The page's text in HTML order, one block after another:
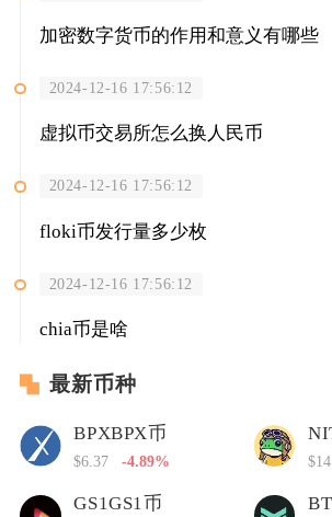
加密数字货币的作用和意义有哪些
2024-12-16 17:56:12
虚拟币交易所怎么换人民币
2024-12-16 17:56:12
floki币发行量多少枚
2024-12-16 17:56:12
chia币是啥
最新币种
BPXBPX币
$6.37 -4.89% $14
GS1GS1币